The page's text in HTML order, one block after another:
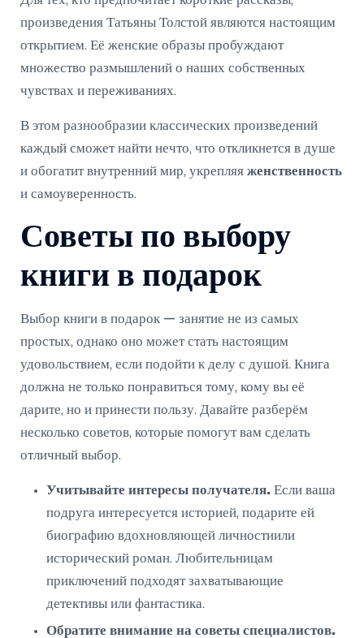
произведения Татьяны Толстой являются настоящим
открытием. Её женские образы пробуждают
множество размышлений о наших собственных
чувствах и переживаниях.
В этом разнообразии классических произведений
каждый сможет найти нечто, что откликнется в душе
и обогатит внутренний мир, укрепляя женственность
и самоуверенность.
Советы по выбору
книги в подарок
Выбор книги в подарок — занятие не из самых
простых, однако оно может стать настоящим
удовольствием, если подойти к делу с душой. Книга
должна не только понравиться тому, кому вы её
дарите, но и принести пользу. Давайте разберём
несколько советов, которые помогут вам сделать
отличный выбор.
Учитывайте интересы получателя. Если ваша
подруга интересуется историей, подарите ей
биографию вдохновляющей личностиили
исторический роман. Любительницам
приключений подходят захватывающие
детективы или фантастика.
Обратите внимание на советы специалистов.